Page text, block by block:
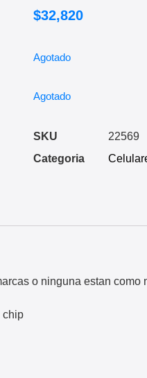
$32,820
Agotado
Agotado
SKU
22569
Categoria
o ninguna estan como
chip